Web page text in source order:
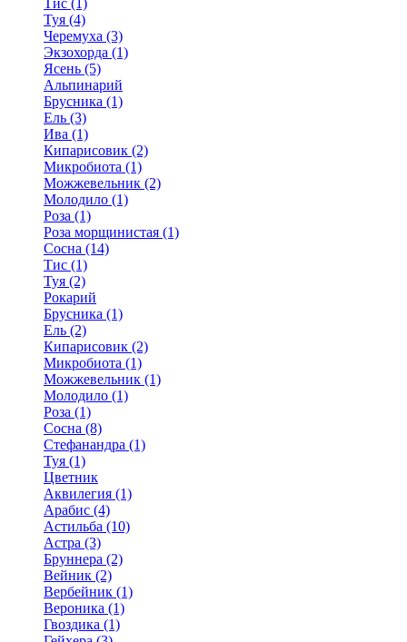
Тис (1)
Туя (4)
Черемуха (3)
Экзохорда (1)
Ясень (5)
Альпинарий
Брусника (1)
Ель (3)
Ива (1)
Кипарисовик (2)
Микробиота (1)
Можжевельник (2)
Молодило (1)
Роза (1)
Роза морщинистая (1)
Сосна (14)
Тис (1)
Туя (2)
Рокарий
Брусника (1)
Ель (2)
Кипарисовик (2)
Микробиота (1)
Можжевельник (1)
Молодило (1)
Роза (1)
Сосна (8)
Стефанандра (1)
Туя (1)
Цветник
Аквилегия (1)
Арабис (4)
Астильба (10)
Астра (3)
Бруннера (2)
Вейник (2)
Вербейник (1)
Вероника (1)
Гвоздика (1)